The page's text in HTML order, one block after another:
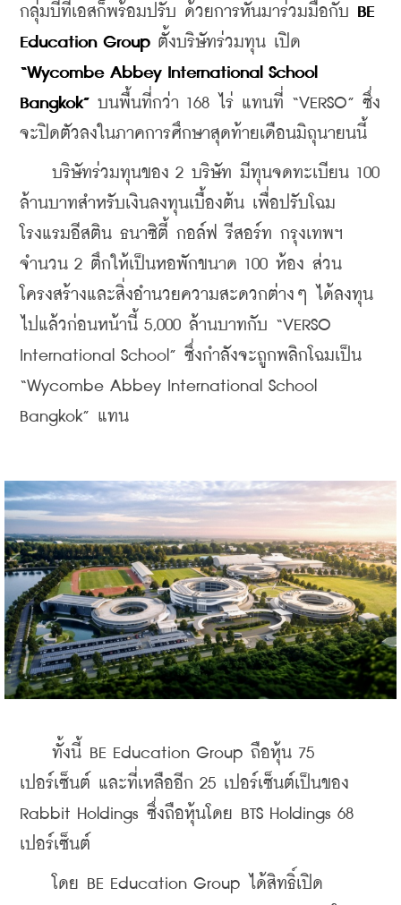
กลุ่มบีทีเอสก็พร้อมปรับ ด้วยการหันมาร่วมมือกับ BE
Education Group
“Wycombe Abbey International School
Bangkok” บนพื้นที่กว่า 168 ไร่ แทนที่ “VERSO” ซึ่ง
จะปิดตัวลงในภาคการศึกษาสุดท้ายเดือนมิถุนายนนี้
บริษัทร่วมทุนของ 2 บริษัท มีทุนจดทะเบียน 100
ล้านบาทสำหรับเงินลงทุนเบื้องต้น เพื่อปรับโฉม
โรงแรมอีสติน ธนาซิตี้ กอล์ฟ รีสอร์ท กรุงเทพฯ
จำนวน 2 ตึกให้เป็นหอพักขนาด 100 ห้อง ส่วน
โครงสร้างและสิ่งอำนวยความสะดวกต่างๆ ได้ลงทุน
ไปแล้วก่อนหน้านี้ 5,000 ล้านบาทกับ “VERSO
International School” ซึ่งกำลังจะถูกพลิกโฉมเป็น
“Wycombe Abbey International School
Bangkok” แทน
ทั้งนี้ BE Education Group ถือหุ้น 75
เปอร์เซ็นต์ และที่เหลืออีก 25 เปอร์เซ็นต์เป็นของ
Rabbit Holdings ซึ่งถือหุ้นโดย BTS Holdings 68
เปอร์เซ็นต์
โดย BE Education Group ได้สิทธิ์เปิด